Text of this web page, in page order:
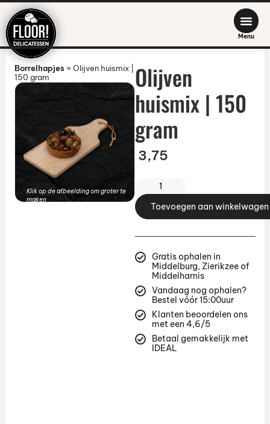
Menu
Borrelhapjes»Olijven huismix |
150 gram
Klik op de afbeelding om groter te
maken
Olijven
huismix | 150
gram
3,75
Toevoegen aan winkelwagen
Gratis ophalen in
Middelburg, Zierikzee of
Middelharnis
Vandaag nog ophalen?
Bestel vóór 15:00uur
Klanten beoordelen ons
met een 4,6/5
Betaal gemakkelijk met
IDEAL